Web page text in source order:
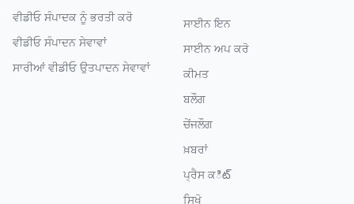
ਵੀਡੀਓ ਸੰਪਾਦਕ ਨੂੰ ਭਰਤੀ ਕਰੋ
ਵੀਡੀਓ ਸੰਪਾਦਨ ਸੇਵਾਵਾਂ
ਸਾਰੀਆਂ ਵੀਡੀਓ ਉਤਪਾਦਨ ਸੇਵਾਵਾਂ
ਸਾਈਨ ਇਨ
ਸਾਈਨ ਅਪ ਕਰੋ
ਕੀਮਤ
ਬਲੌਗ
ਚੇਂਜਲੌਗ
ਖ਼ਬਰਾਂ
ਪ੍ਰੈਸ ਕిట్
ਸਿਖੋ